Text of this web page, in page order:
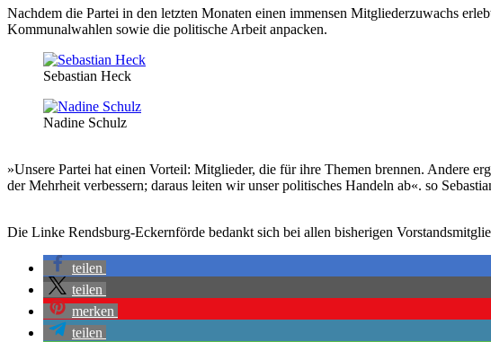
Nachdem die Partei in den letzten Monaten einen immensen Mitgliederzuwachs
Kommunalwahlen sowie die politische Arbeit anpacken.
Sebastian Heck
Nadine Schulz
»Unsere Partei hat einen Vorteil: Mitglieder, die für ihre Themen brennen. Andere
der Mehrheit verbessern; daraus leiten wir unser politisches Handeln ab«. so
Die Linke Rendsburg-Eckernförde bedankt sich bei allen bisherigen
teilen
teilen
merken
teilen